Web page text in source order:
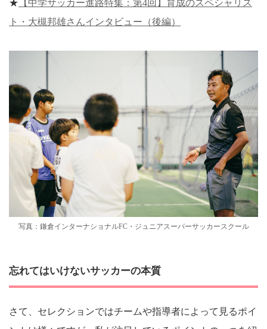
★ 【中学サッカー進路特集：第4回】育成のスペシャリス
ト・大槻邦雄さんインタビュー（後編）
写真：鎌倉インターナショナルFC・ジュニアスーパーサッカースクール
忘れてはいけないサッカーの本質
さて、セレクションではチームや指導者によって見るポイ